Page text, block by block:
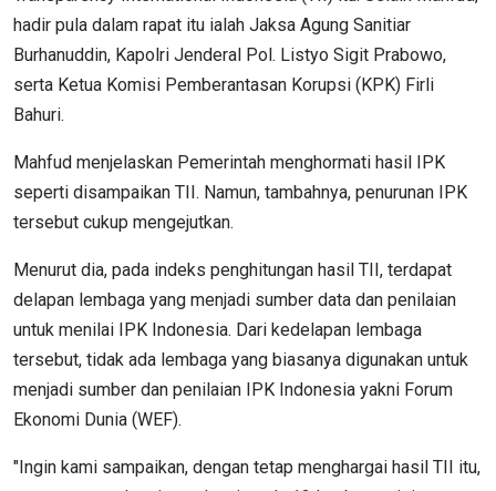
hadir pula dalam rapat itu ialah Jaksa Agung Sanitiar
Burhanuddin, Kapolri Jenderal Pol. Listyo Sigit Prabowo,
serta Ketua Komisi Pemberantasan Korupsi (KPK) Firli
Bahuri.
Mahfud menjelaskan Pemerintah menghormati hasil IPK
seperti disampaikan TII. Namun, tambahnya, penurunan IPK
tersebut cukup mengejutkan.
Menurut dia, pada indeks penghitungan hasil TII, terdapat
delapan lembaga yang menjadi sumber data dan penilaian
untuk menilai IPK Indonesia. Dari kedelapan lembaga
tersebut, tidak ada lembaga yang biasanya digunakan untuk
menjadi sumber dan penilaian IPK Indonesia yakni Forum
Ekonomi Dunia (WEF).
"Ingin kami sampaikan, dengan tetap menghargai hasil TII itu,